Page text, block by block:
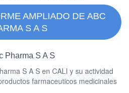
AMPLIADO DE ABC
S A S
Pharma S A S
S A S en CALI y su actividad
farmaceuticos medicinales